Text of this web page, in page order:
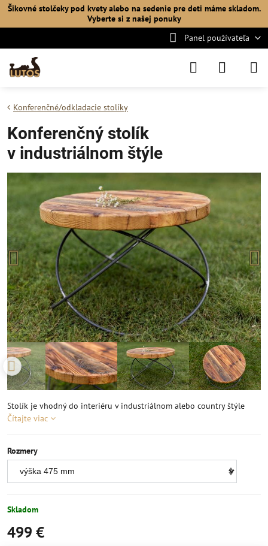
Šikovné stolčeky pod kvety alebo na sedenie pre deti máme skladom.
Vyberte si z našej ponuky
Panel používateľa
Konferenčné/odkladacie stolíky
Konferenčný stolík
v industriálnom štýle
Stolík je vhodný do interiéru v industriálnom alebo country štýle
Čítajte viac
Rozmery
Skladom
499 €